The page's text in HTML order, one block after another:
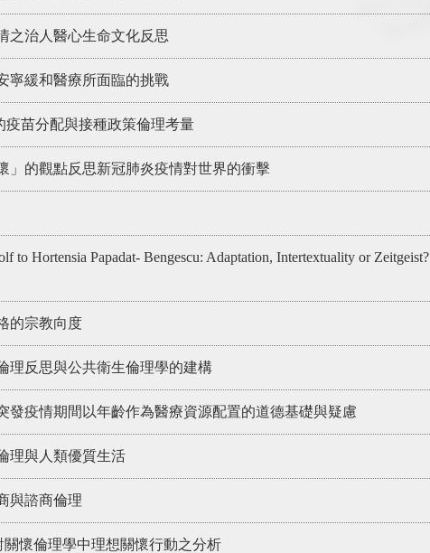
之治人醫心生命文化反思
寧緩和醫療所面臨的挑戰
疫苗分配與接種政策倫理考量
」的觀點反思新冠肺炎疫情對世界的衝擊
to Hortensia Papadat- Bengescu: Adaptation, Intertextuality or Zeitgeist?
的宗教向度
理反思與公共衛生倫理學的建構
發疫情期間以年齡作為醫療資源配置的道德基礎與疑慮
理與人類優質生活
與諮商倫理
懷倫理學中理想關懷行動之分析